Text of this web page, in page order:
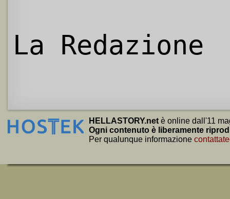
La Redazione
HELLASTORY.net è online dall'11
Ogni contenuto è liberamente
Per qualunque informazione